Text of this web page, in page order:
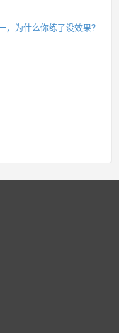
为什么你练了没效果？